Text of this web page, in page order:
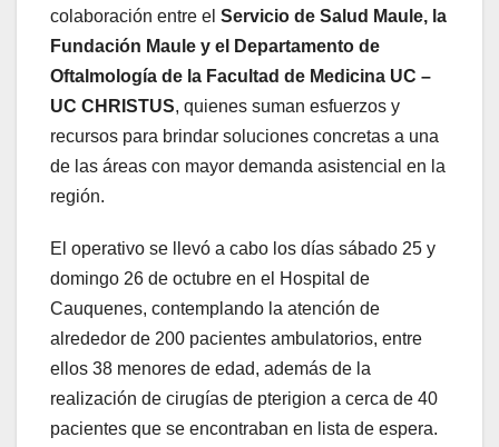
colaboración entre el Servicio de Salud Maule, la
Fundación Maule y el Departamento de
Oftalmología de la Facultad de Medicina UC –
UC CHRISTUS, quienes suman esfuerzos y
recursos para brindar soluciones concretas a una
de las áreas con mayor demanda asistencial en la
región.
El operativo se llevó a cabo los días sábado 25 y
domingo 26 de octubre en el Hospital de
Cauquenes, contemplando la atención de
alrededor de 200 pacientes ambulatorios, entre
ellos 38 menores de edad, además de la
realización de cirugías de pterigion a cerca de 40
pacientes que se encontraban en lista de espera.